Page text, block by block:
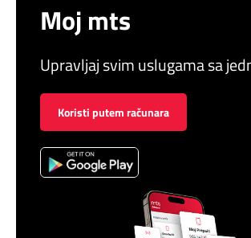
Moj mts
Upravljaj svim uslugama sa
Koristi putem računara